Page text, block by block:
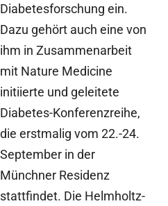
Diabetesforschung ein.
Dazu gehört auch eine von
ihm in Zusammenarbeit
mit Nature Medicine
initiierte und geleitete
Diabetes-Konferenzreihe,
die erstmalig vom 22.-24.
September in der
Münchner Residenz
stattfindet. Die Helmholtz-